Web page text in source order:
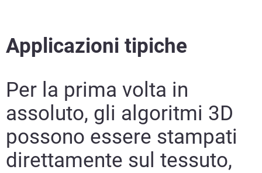
Applicazioni tipiche
Per la prima volta in
assoluto, gli algoritmi 3D
possono essere stampati
direttamente sul tessuto,